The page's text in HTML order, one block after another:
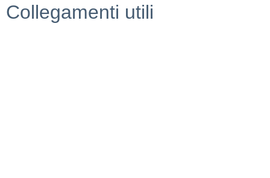
Collegamenti utili